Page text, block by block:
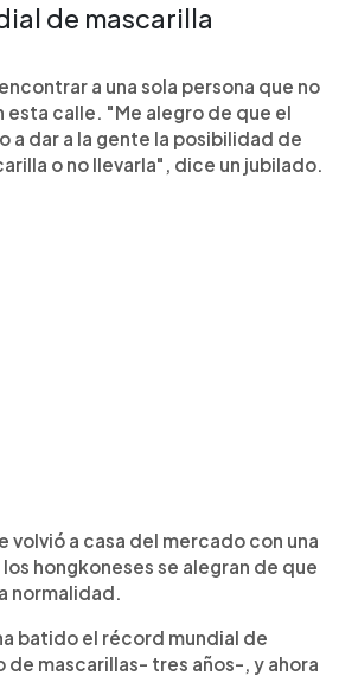
de mascarilla
a una sola persona que no
esta calle. "Me alegro de que el
a dar a la gente la posibilidad de
o no llevarla", dice un jubilado.
volvió a casa del mercado con una
hongkoneses se alegran de que
normalidad.
batido el récord mundial de
de mascarillas- tres años-, y ahora